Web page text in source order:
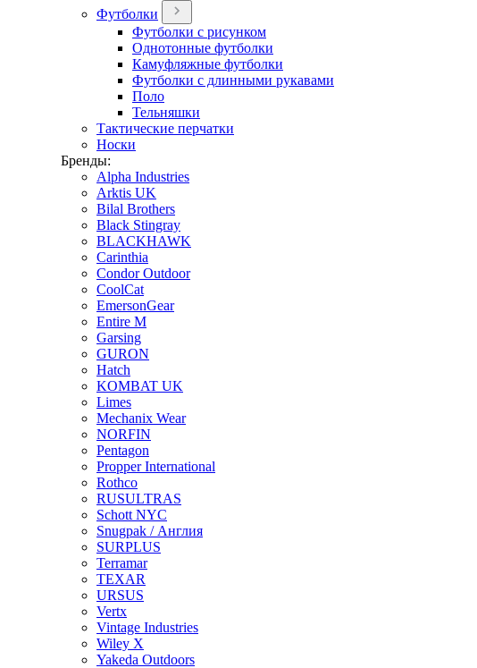
Футболки
Футболки с рисунком
Однотонные футболки
Камуфляжные футболки
Футболки с длинными рукавами
Поло
Тельняшки
Тактические перчатки
Носки
Бренды:
Alpha Industries
Arktis UK
Bilal Brothers
Black Stingray
BLACKHAWK
Carinthia
Condor Outdoor
CoolCat
EmersonGear
Entire M
Garsing
GURON
Hatch
KOMBAT UK
Limes
Mechanix Wear
NORFIN
Pentagon
Propper International
Rothco
RUSULTRAS
Schott NYC
Snugpak / Англия
SURPLUS
Terramar
TEXAR
URSUS
Vertx
Vintage Industries
Wiley X
Yakeda Outdoors